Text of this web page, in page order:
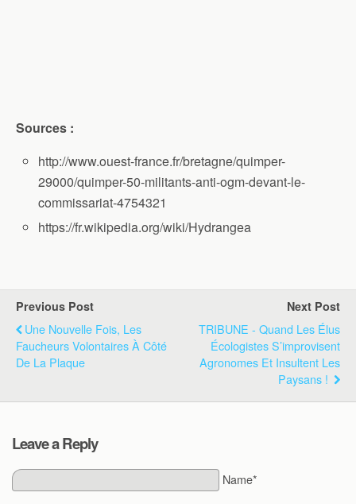
Sources :
http://www.ouest-france.fr/bretagne/quimper-
29000/quimper-50-militants-anti-ogm-devant-le-
commissariat-4754321
https://fr.wikipedia.org/wiki/Hydrangea
Previous Post
Une Nouvelle Fois, Les
Faucheurs Volontaires À Côté
De La Plaque
Next Post
TRIBUNE - Quand Les Élus
Écologistes S’improvisent
Agronomes Et Insultent Les
Paysans !
Leave a Reply
Name*